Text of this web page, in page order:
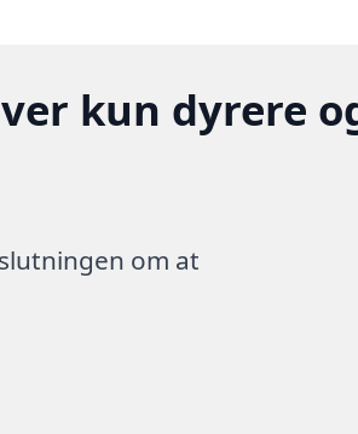
kun dyrere
om at